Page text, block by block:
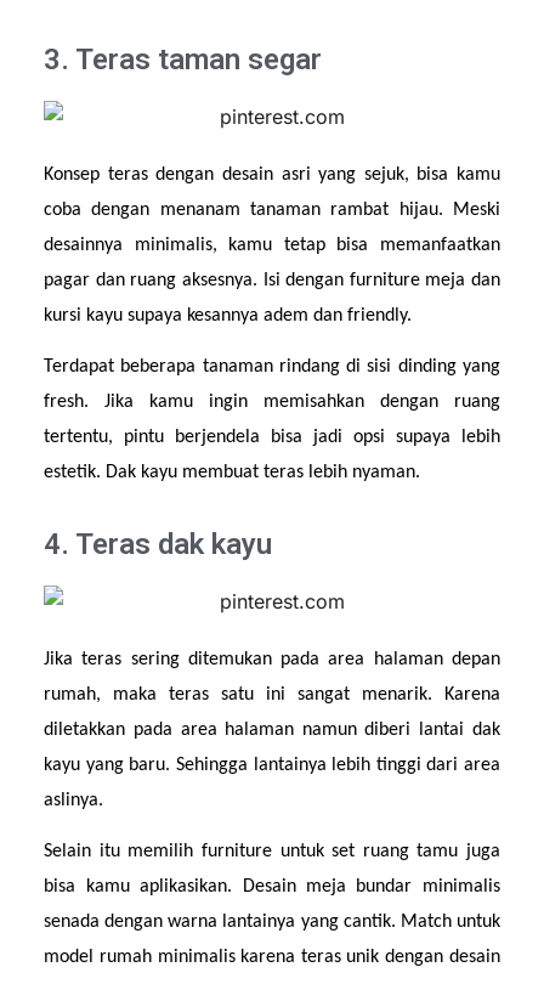
3. Teras taman segar
Konsep teras dengan desain asri yang sejuk, bisa kamu
coba dengan menanam tanaman rambat hijau. Meski
desainnya minimalis, kamu tetap bisa memanfaatkan
pagar dan ruang aksesnya. Isi dengan furniture meja dan
kursi kayu supaya kesannya adem dan friendly.
Terdapat beberapa tanaman rindang di sisi dinding yang
fresh. Jika kamu ingin memisahkan dengan ruang
tertentu, pintu berjendela bisa jadi opsi supaya lebih
estetik. Dak kayu membuat teras lebih nyaman.
4. Teras dak kayu
Jika teras sering ditemukan pada area halaman depan
rumah, maka teras satu ini sangat menarik. Karena
diletakkan pada area halaman namun diberi lantai dak
kayu yang baru. Sehingga lantainya lebih tinggi dari area
aslinya.
Selain itu memilih furniture untuk set ruang tamu juga
bisa kamu aplikasikan. Desain meja bundar minimalis
senada dengan warna lantainya yang cantik. Match untuk
model rumah minimalis karena teras unik dengan desain